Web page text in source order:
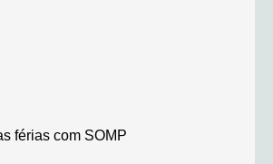
férias com SOMP